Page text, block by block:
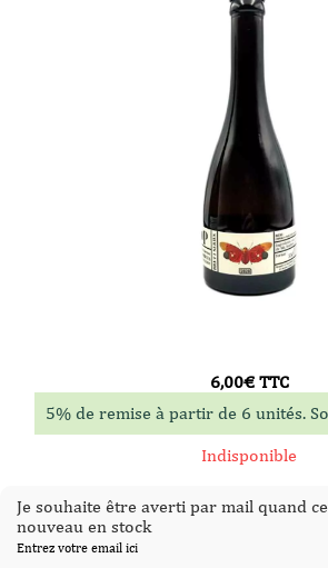
6,00€TTC
5% de remise à partir de 6 unités.
Indisponible
Je souhaite être averti par mail quand
nouveau en stock
Entrez votre email ici